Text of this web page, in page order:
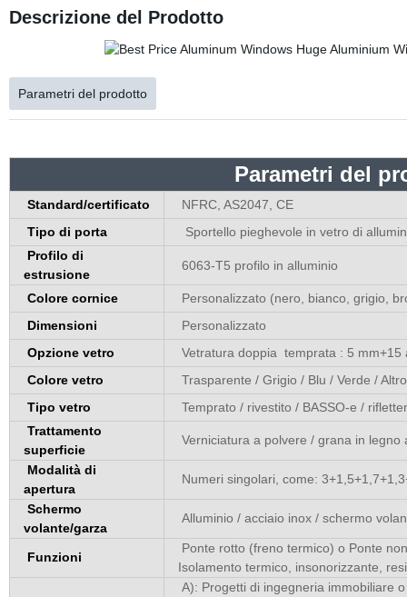
Descrizione del Prodotto
Parametri del prodotto
Parametri del
Standard/certificato
NFRC, AS2047, CE
Tipo di porta
Sportello pieghevole in vetro di
Profilo di
estrusione
6063-T5 profilo in alluminio
Colore cornice
Personalizzato (nero, bianco, grigio,
Dimensioni
Personalizzato
Opzione vetro
Vetratura doppia temprata : 5 mm+15
Colore vetro
Trasparente / Grigio / Blu / Verde /
Tipo vetro
Temprato / rivestito / BASSO-e /
Trattamento
superficie
Verniciatura a polvere / grana in
Modalità di
apertura
Numeri singolari, come:
Schermo
volante/garza
Alluminio / acciaio inox / schermo
Funzioni
Ponte rotto (freno termico) o Ponte
Isolamento termico, insonorizzante,
A): Progetti di ingegneria immobiliare